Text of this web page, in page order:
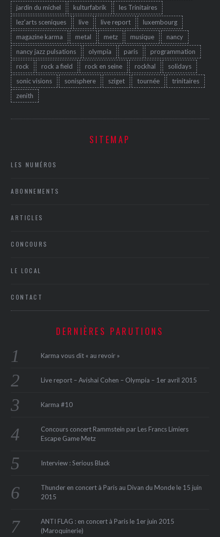
jardin du michel
kulturfabrik
les Trinitaires
lez'arts sceniques
live live report
luxembourg
magazine karma
metal metz musique
nancy
nancy jazz pulsations
olympia paris
programmation
rock
rock a field rock en seine rockhal
solidays
sonic visions
sonisphere sziget tournée
trinitaires
zenith
SITEMAP
LES NUMÉROS
ABONNEMENTS
ARTICLES
CONCOURS
LE LOCAL
CONTACT
DERNIÈRES PARUTIONS
Karma vous dit « au revoir »
Live report – Avishai Cohen – Olympia – 1er avril 2015
Karma #10
Concours concert Rammstein par Les Francs Limiers
Escape Game Metz
Interview : Serious Black
Thunder en concert à Paris au Divan du Monde le 15 juin
2015
ANTI FLAG : en concert à Paris le 1er juin 2015
(Maroquinerie‏)